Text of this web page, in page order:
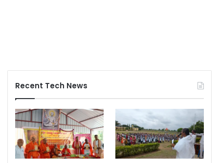
Recent Tech News